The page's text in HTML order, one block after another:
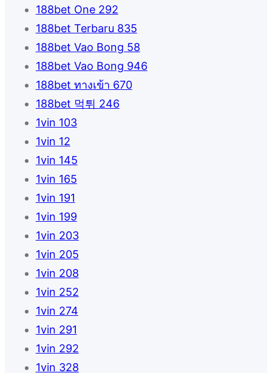
188bet One 292
188bet Terbaru 835
188bet Vao Bong 58
188bet Vao Bong 946
188bet ทางเข้า 670
188bet 먹튀 246
1vin 103
1vin 12
1vin 145
1vin 165
1vin 191
1vin 199
1vin 203
1vin 205
1vin 208
1vin 252
1vin 274
1vin 291
1vin 292
1vin 328